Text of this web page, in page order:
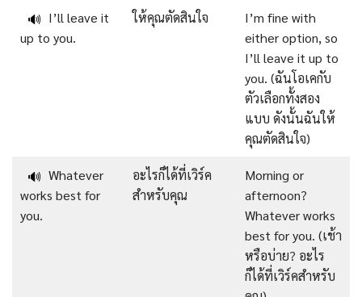
🔊 I’ll leave it
up to you.
ให้คุณตัดสินใจ
I’m fine with
either option, so
I’ll leave it up to
you. (ฉันโอเคกับ
ตัวเลือกทั้งสอง
แบบ ดังนั้นฉันให้
คุณตัดสินใจ)
🔊 Whatever
works best for
you.
อะไรก็ได้ที่เวิร์ค
สำหรับคุณ
Morning or
afternoon?
Whatever works
best for you. (เช้า
หรือบ่าย? อะไร
ก็ได้ที่เวิร์คสำหรับ